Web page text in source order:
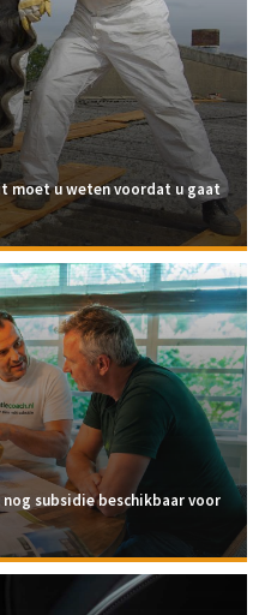
moet u weten voordat u gaat
subsidie beschikbaar voor